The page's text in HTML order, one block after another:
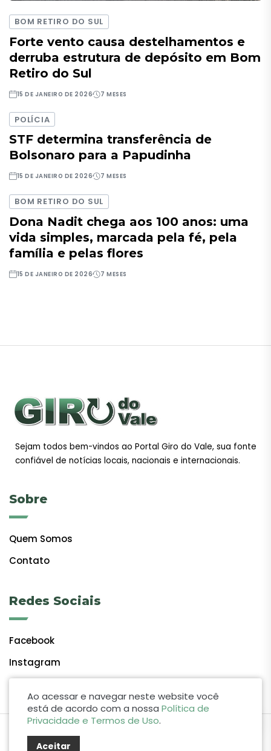
BOM RETIRO DO SUL
Forte vento causa destelhamentos e
derruba estrutura de depósito em Bom
Retiro do Sul
15 DE JANEIRO DE 2026 7 MESES
POLÍCIA
STF determina transferência de
Bolsonaro para a Papudinha
15 DE JANEIRO DE 2026 7 MESES
BOM RETIRO DO SUL
Dona Nadit chega aos 100 anos: uma
vida simples, marcada pela fé, pela
família e pelas flores
15 DE JANEIRO DE 2026 7 MESES
Sejam todos bem-vindos ao Portal Giro do Vale, sua fonte
confiável de notícias locais, nacionais e internacionais.
Sobre
Quem Somos
Contato
Redes Sociais
Facebook
Instagram
Ao acessar e navegar neste website você
está de acordo com a nossa Política de
Privacidade e Termos de Uso.
Aceitar